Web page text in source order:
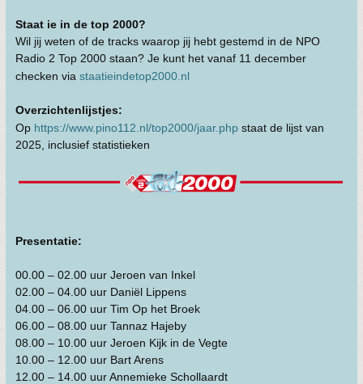
Staat ie in de top 2000?
Wil jij weten of de tracks waarop jij hebt gestemd in de NPO
Radio 2 Top 2000 staan? Je kunt het vanaf 11 december
checken via staatieindetop2000.nl
Overzichtenlijstjes:
Op https://www.pino112.nl/top2000/jaar.php staat de lijst van
2025, inclusief statistieken
Presentatie:
00.00 – 02.00 uur Jeroen van Inkel
02.00 – 04.00 uur Daniël Lippens
04.00 – 06.00 uur Tim Op het Broek
06.00 – 08.00 uur Tannaz Hajeby
08.00 – 10.00 uur Jeroen Kijk in de Vegte
10.00 – 12.00 uur Bart Arens
12.00 – 14.00 uur Annemieke Schollaardt